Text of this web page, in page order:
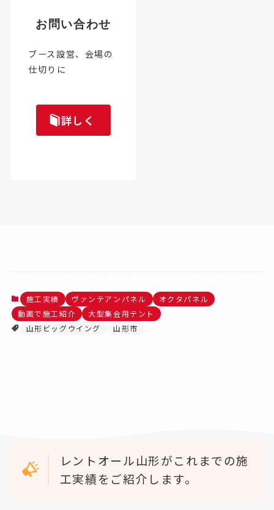
お問い合わせ
ブース設営、会場の
仕切りに
詳しく
施工実績 ヴァンテアンパネル
オクタパネル
動画で施工紹介
大型集会用テント
山形ビッグウイング
山形市
レントオール山形がこれまでの施
工実績をご紹介します。